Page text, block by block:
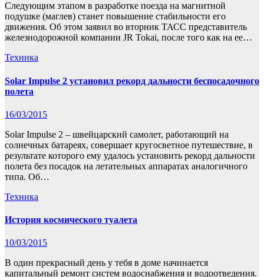
Следующим этапом в разработке поезда на магнитной
подушке (маглев) станет повышение стабильности его
движения. Об этом заявил во вторник ТАСС представитель
железнодорожной компании JR Tokai, после того как на ее…
Техника
Solar Impulse 2 установил рекорд дальности беспосадочного
полета
16/03/2015
Solar Impulse 2 – швейцарский самолет, работающий на
солнечных батареях, совершает кругосветное путешествие, в
результате которого ему удалось установить рекорд дальности
полета без посадок на летательных аппаратах аналогичного
типа. Об…
Техника
История космического туалета
10/03/2015
В один прекрасный день у тебя в доме начинается
капитальный ремонт систем водоснабжения и водоотведения.